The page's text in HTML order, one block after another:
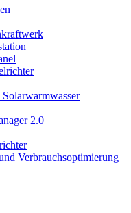
2.0
Verbrauchsoptimierung